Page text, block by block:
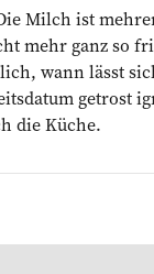
Milch ist
mehr ganz so
wann lässt
getrost
die Küche.